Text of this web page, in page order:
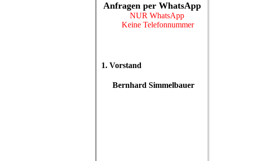
Anfragen per WhatsApp
NUR WhatsApp
Keine Telefonnummer
1. Vorstand
Bernhard Simmelbauer